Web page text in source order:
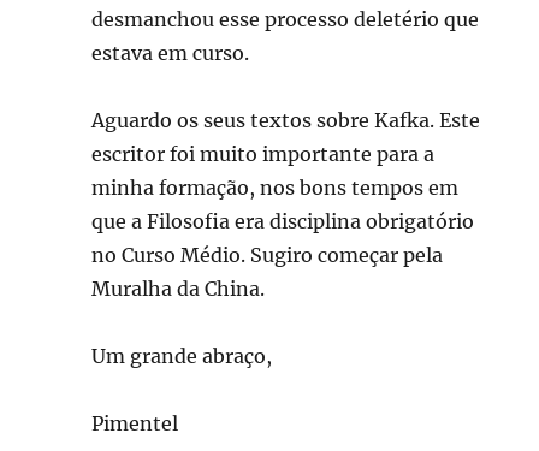
desmanchou esse processo deletério que
estava em curso.
Aguardo os seus textos sobre Kafka. Este
escritor foi muito importante para a
minha formação, nos bons tempos em
que a Filosofia era disciplina obrigatório
no Curso Médio. Sugiro começar pela
Muralha da China.
Um grande abraço,
Pimentel